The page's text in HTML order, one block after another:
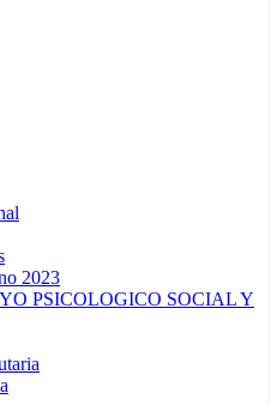
2023
PSICOLOGICO SOCIAL Y